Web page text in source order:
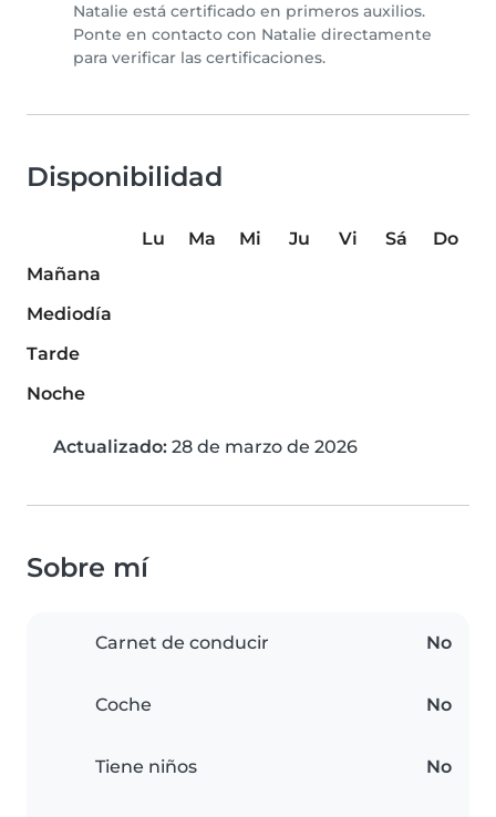
Natalie está certificado en primeros auxilios.
Ponte en contacto con Natalie directamente
para verificar las certificaciones.
Disponibilidad
Lu Ma Mi Ju Vi Sá
Do
Mañana
Mediodía
Tarde
Noche
Actualizado: 28 de marzo de 2026
Sobre mí
Carnet de conducir No
Coche No
Tiene niños No